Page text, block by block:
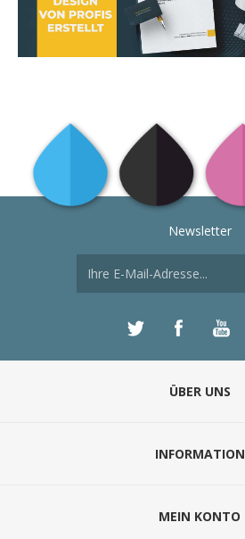
Newsletter
ÜBER UNS
INFORMATION
MEIN KONTO